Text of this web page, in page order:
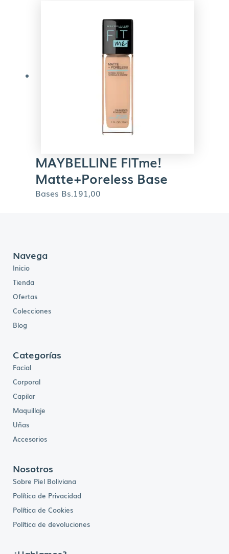
MAYBELLINE FITme!
Matte+Poreless Base
Bases Bs.191,00
Navega
Inicio
Tienda
Ofertas
Colecciones
Blog
Categorías
Facial
Corporal
Capilar
Maquillaje
Uñas
Accesorios
Nosotros
Sobre Piel Boliviana
Política de Privacidad
Política de Cookies
Política de devoluciones